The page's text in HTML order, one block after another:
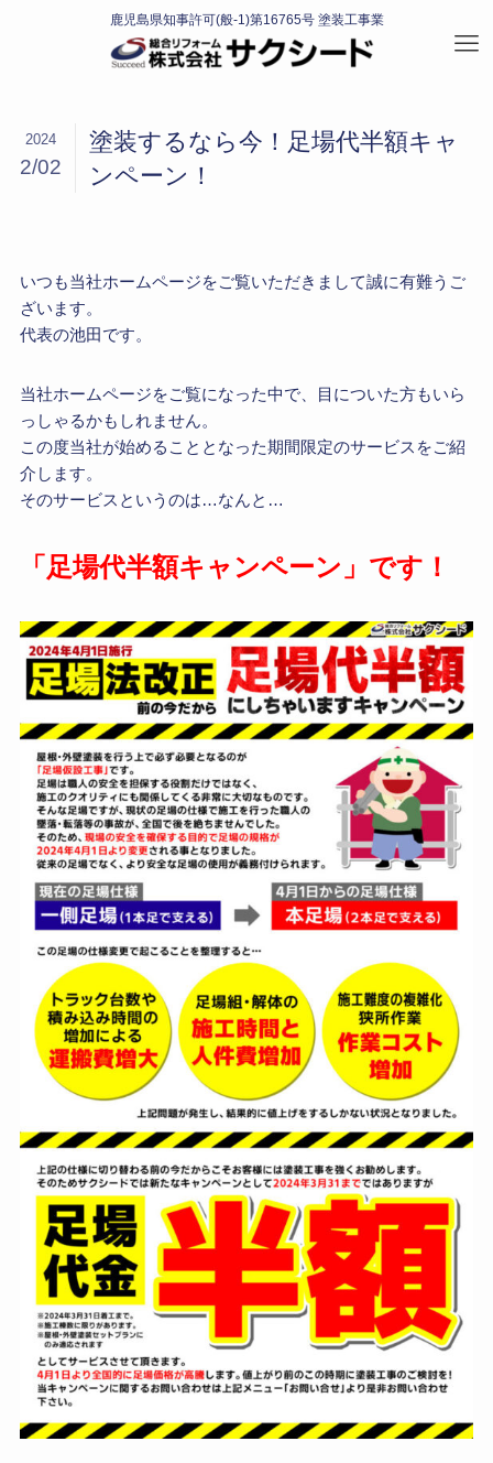
塗装するなら今！足場代半額キャ
ンペーン！
2024
2/02
いつも当社ホームページをご覧いただきまして誠に有難うご
ざいます。
代表の池田です。
当社ホームページをご覧になった中で、目についた方もいら
っしゃるかもしれません。
この度当社が始めることとなった期間限定のサービスをご紹
介します。
そのサービスというのは…なんと…
「足場代半額キャンペーン」です！